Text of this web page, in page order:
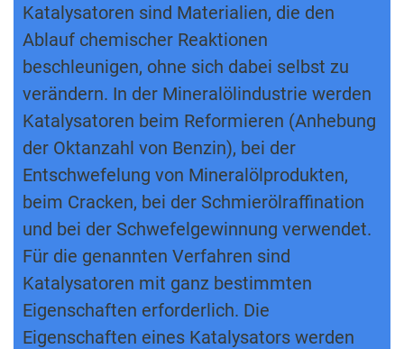
Katalysatoren sind Materialien, die den
Ablauf chemischer Reaktionen
beschleunigen, ohne sich dabei selbst zu
verändern. In der Mineralölindustrie werden
Katalysatoren beim Reformieren (Anhebung
der Oktanzahl von Benzin), bei der
Entschwefelung von Mineralölprodukten,
beim Cracken, bei der Schmierölraffination
und bei der Schwefelgewinnung verwendet.
Für die genannten Verfahren sind
Katalysatoren mit ganz bestimmten
Eigenschaften erforderlich. Die
Eigenschaften eines Katalysators werden